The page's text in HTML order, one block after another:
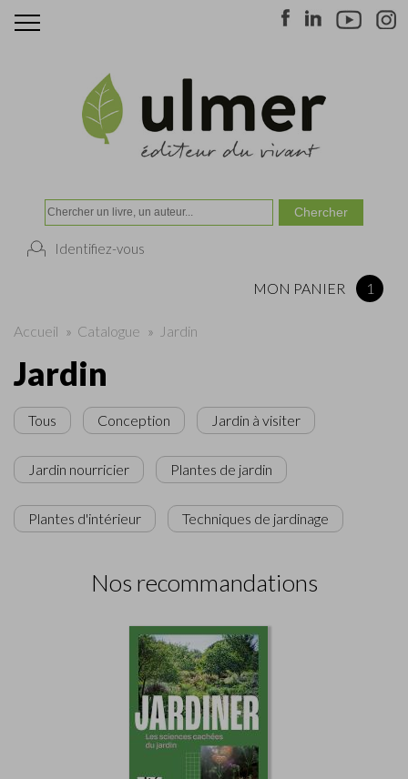
Identifiez-vous
MON PANIER 1
Accueil » Catalogue » Jardin
Jardin
Tous Conception Jardin à visiter
Jardin nourricier Plantes de jardin
Plantes d'intérieur Techniques de jardinage
Nos recommandations